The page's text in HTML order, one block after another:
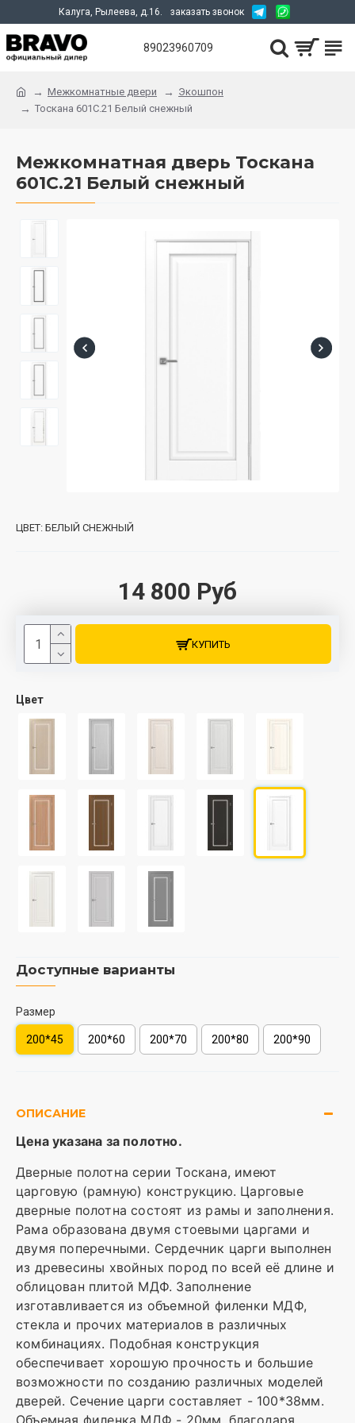
Калуга, Рылеева, д.16. заказать звонок
89023960709
Межкомнатные двери
Экошпон
Тоскана 601С.21 Белый снежный
Межкомнатная дверь Тоскана
601С.21 Белый снежный
14 800 Руб
ЦВЕТ: БЕЛЫЙ СНЕЖНЫЙ
Цвет
Доступные варианты
Размер
200*45 200*60 200*70 200*80 200*90
КУПИТЬ
ОПИСАНИЕ
Цена указана за полотно.
Дверные полотна серии Тоскана, имеют
царговую (рамную) конструкцию. Царговые
дверные полотна состоят из рамы и заполнения.
Рама образована двумя стоевыми царгами и
двумя поперечными. Сердечник царги выполнен
из древесины хвойных пород по всей её длине и
облицован плитой МДФ. Заполнение
изготавливается из объемной филенки МДФ,
стекла и прочих материалов в различных
комбинациях. Подобная конструкция
обеспечивает хорошую прочность и большие
возможности по созданию различных моделей
дверей. Сечение царги составляет - 100*38мм.
Объемная филенка МДФ - 20мм. благодаря